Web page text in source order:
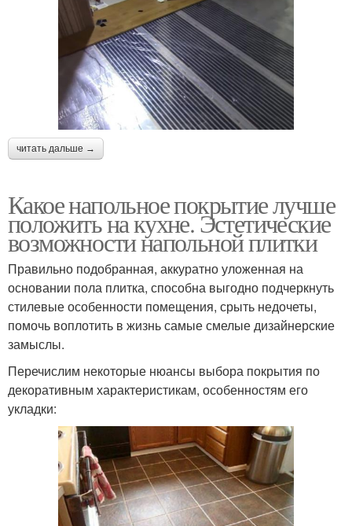
читать дальше →
Какое напольное покрытие лучше
положить на кухне. Эстетические
возможности напольной плитки
Правильно подобранная, аккуратно уложенная на
основании пола плитка, способна выгодно подчеркнуть
стилевые особенности помещения, срыть недочеты,
помочь воплотить в жизнь самые смелые дизайнерские
замыслы.
Перечислим некоторые нюансы выбора покрытия по
декоративным характеристикам, особенностям его
укладки: